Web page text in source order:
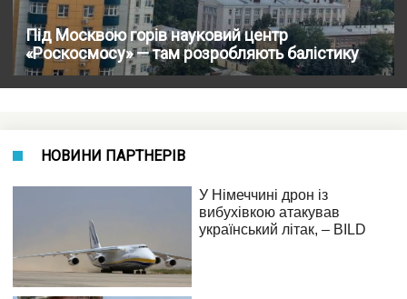
Під Москвою горів науковий центр
«Роскосмосу» — там розробляють балістику
НОВИНИ ПАРТНЕРІВ